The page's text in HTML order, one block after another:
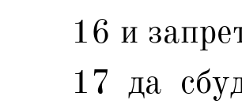
16 и
17 да